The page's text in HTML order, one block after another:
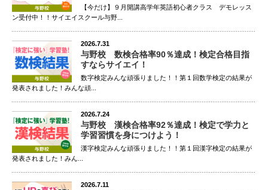
【今だけ】９月開講高学年英語初心者クラス デモレッス
ン受付中！！サイエイスクール与野...
2026.7.31
与野校 数検合格率90％達成！検定合格目指
すならサイエイ！
数字検定みんな頑張りました！！第１回数学検定の結果が
発表されました！みんな頑...
2026.7.24
与野校 漢検合格率92％達成！検定で学力と
学習習慣を身につけよう！
漢字検定みんな頑張りました！！第１回漢字検定の結果が
発表されました！みん...
2026.7.11